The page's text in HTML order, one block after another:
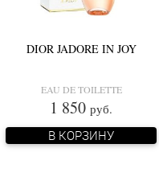
DIOR JADORE IN JOY
EAU DE TOILETTE
1 850 руб.
В КОРЗИНУ